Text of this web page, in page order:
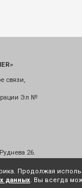
связи,
Эл №
26.
Продолжая
данных. Вы всегда